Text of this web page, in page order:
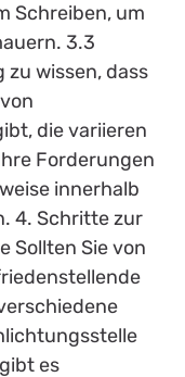
Schreiben, um
3.3
wissen, dass
die variieren
Forderungen
innerhalb
4. Schritte zur
Sollten Sie von
es